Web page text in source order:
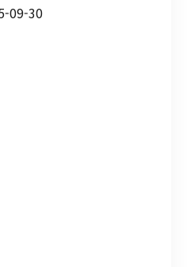
09-30